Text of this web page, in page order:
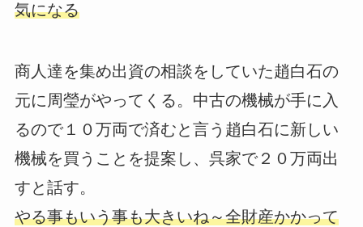
気になる
商人達を集め出資の相談をしていた趙白石の
元に周瑩がやってくる。中古の機械が手に入
るので１０万両で済むと言う趙白石に新しい
機械を買うことを提案し、呉家で２０万両出
すと話す。
やる事もいう事も大きいね～全財産かかって